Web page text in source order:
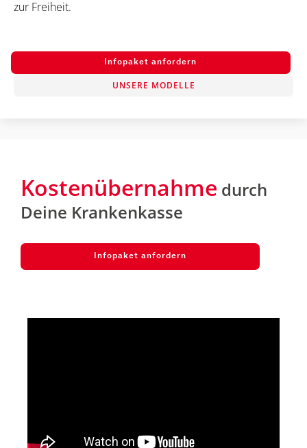
zur Freiheit.
Infopaket anfordern
UNSERE MODELLE
Kostenübernahme durch
Deine Krankenkasse
Infopaket anfordern